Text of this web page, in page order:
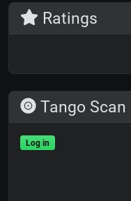
Ratings
Tango Scan
Log in